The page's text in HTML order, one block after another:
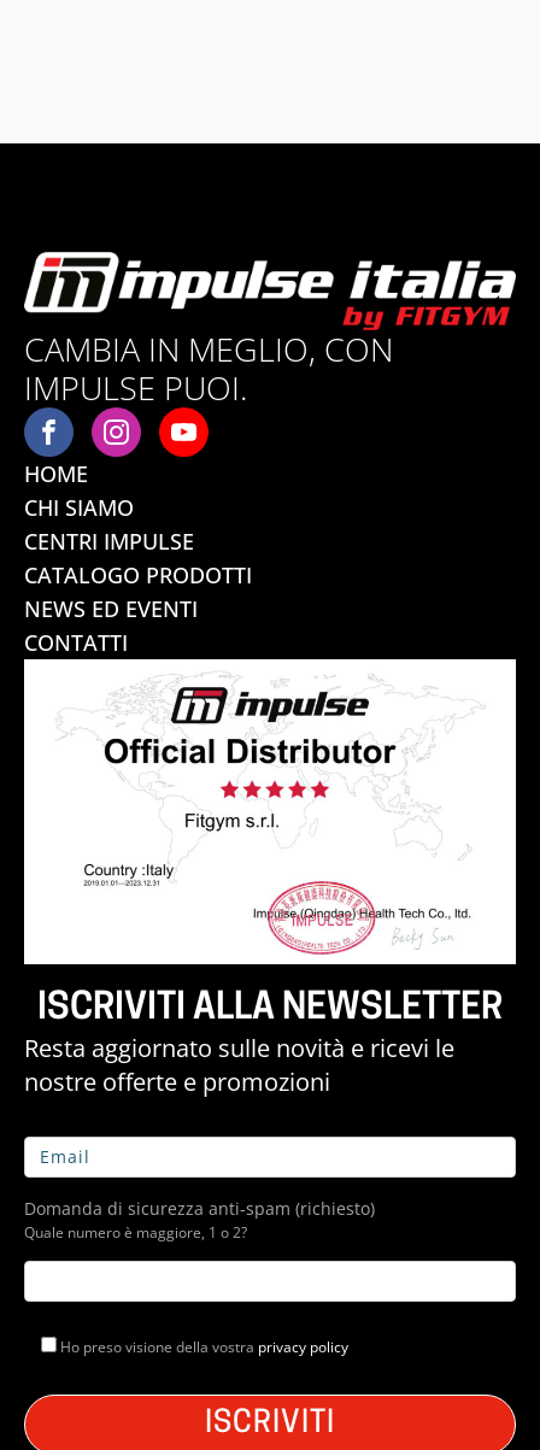
CAMBIA IN MEGLIO, CON
IMPULSE PUOI.
HOME
CHI SIAMO
CENTRI IMPULSE
CATALOGO PRODOTTI
NEWS ED EVENTI
CONTATTI
ISCRIVITI ALLA NEWSLETTER
Resta aggiornato sulle novità e ricevi le
nostre offerte e promozioni
Domanda di sicurezza anti-spam (richiesto)
Quale numero è maggiore, 1 o 2?
Ho preso visione della vostra privacy policy